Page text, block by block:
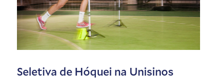
Seletiva de Hóquei na Unisinos